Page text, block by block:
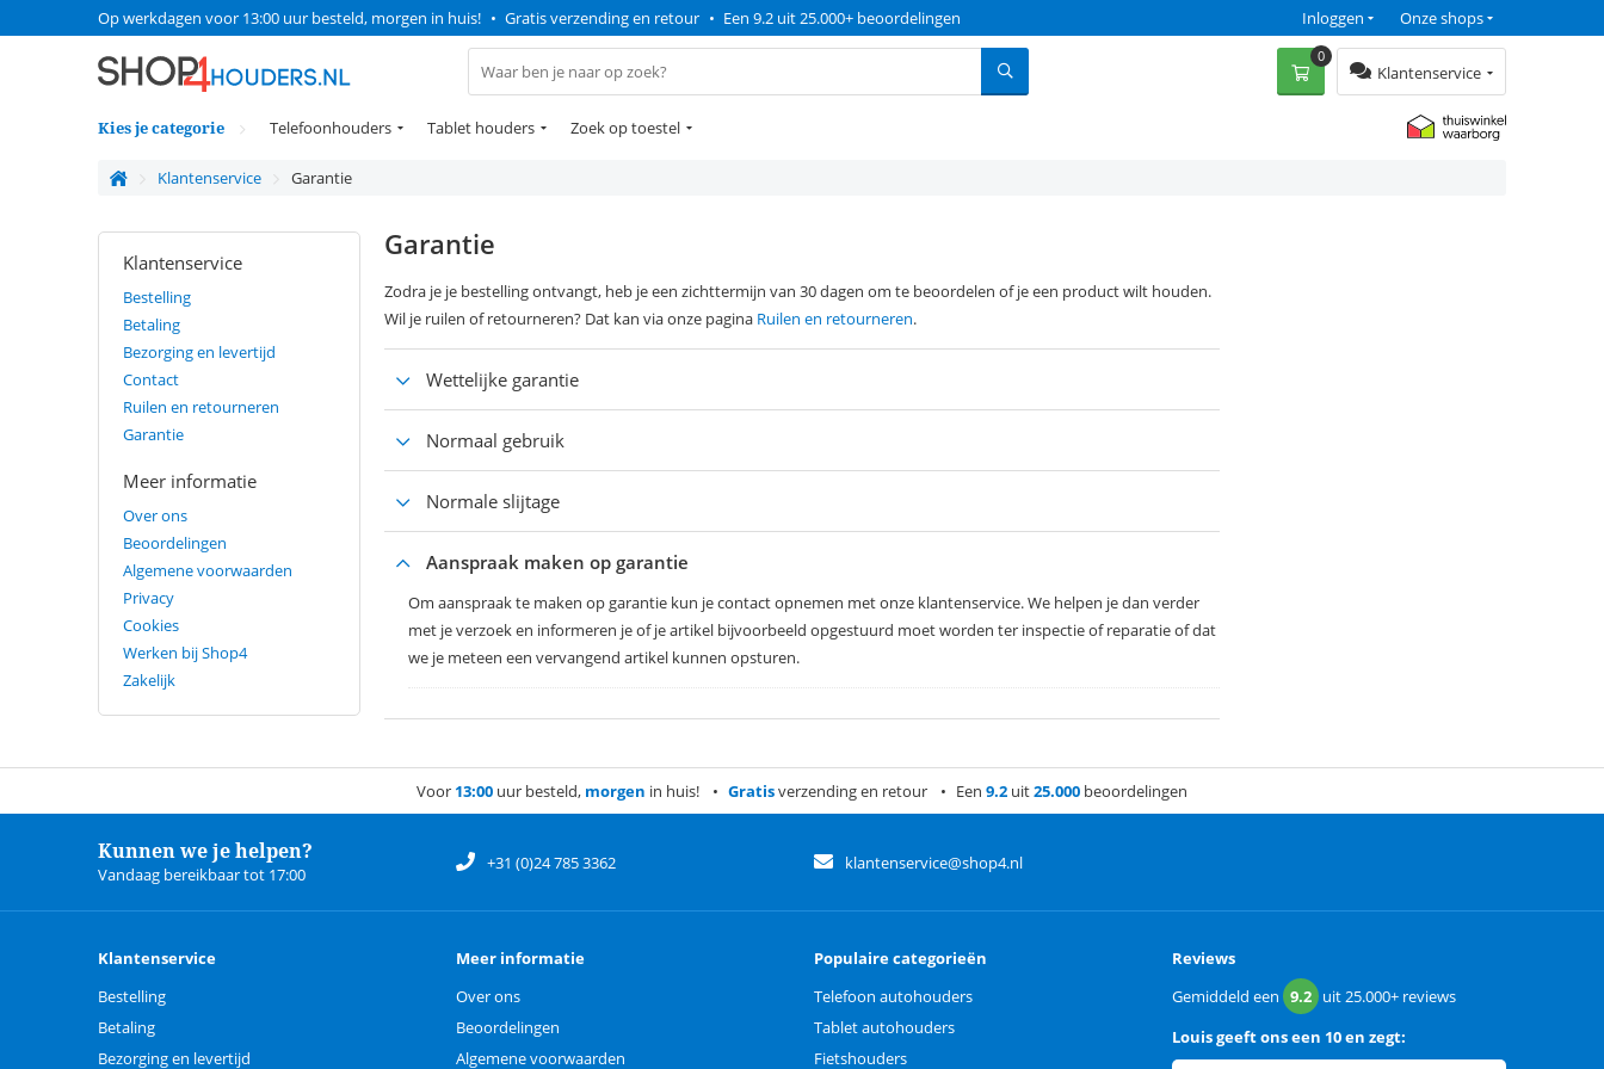
Op werkdagen voor 13:00 uur besteld, morgen in huis! • Gratis verzending en retour • Een 9.2 uit 25.000+ beoordelingen Onze shops
Inloggen
Klantenservice
0
Kies je categorie Telefoonhouders Tablet houders Zoek op toestel
Klantenservice Garantie
Klantenservice
Bestelling
Betaling
Bezorging en levertijd
Contact
Ruilen en retourneren
Garantie
Meer informatie
Over ons
Beoordelingen
Algemene voorwaarden
Privacy
Cookies
Werken bij Shop4
Zakelijk
Garantie
Zodra je je bestelling ontvangt, heb je een zichttermijn van 30 dagen om te beoordelen of je een product wilt houden.
Wil je ruilen of retourneren? Dat kan via onze pagina Ruilen en retourneren.
Wettelijke garantie
Normaal gebruik
Normale slijtage
Aanspraak maken op garantie
Om aanspraak te maken op garantie kun je contact opnemen met onze klantenservice. We helpen je dan verder
met je verzoek en informeren je of je artikel bijvoorbeeld opgestuurd moet worden ter inspectie of reparatie of dat
we je meteen een vervangend artikel kunnen opsturen.
Voor 13:00 uur besteld, morgen in huis! Gratisverzending en retour Een 9.2 uit25.000 beoordelingen
Kunnen we je helpen?
Vandaag bereikbaar tot 17:00
+31 (0)24 785 3362 klantenservice@shop4.nl
Klantenservice
Bestelling
Betaling
Bezorging en levertijd
Meer informatie
Over ons
Beoordelingen
Algemene voorwaarden
Populaire categorieën
Telefoon autohouders
Tablet autohouders
Fietshouders
Reviews
Gemiddeld een 9.2 uit25.000+ reviews
Louisgeeft ons een 10 en zegt: